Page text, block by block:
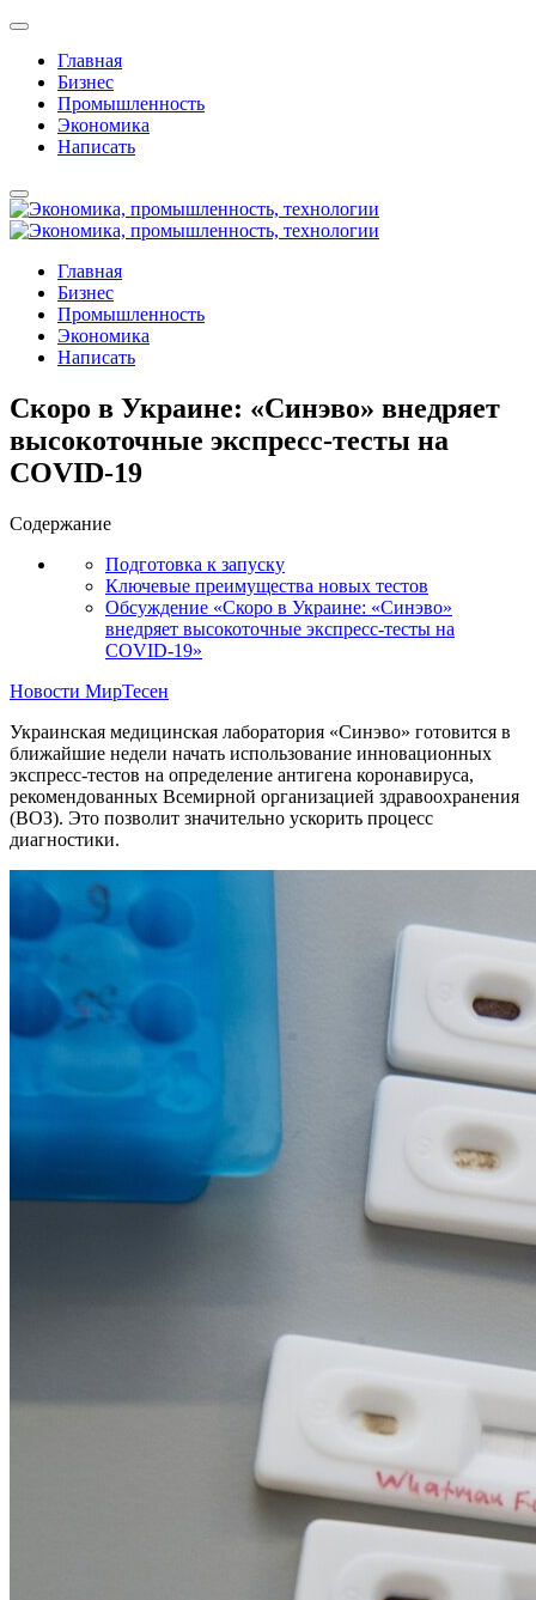
Главная
Бизнес
Промышленность
Экономика
Написать
Главная
Бизнес
Промышленность
Экономика
Написать
Скоро в Украине: «Синэво» внедряет
высокоточные экспресс-тесты на
COVID-19
Содержание
Подготовка к запуску
Ключевые преимущества новых тестов
Обсуждение «Скоро в Украине: «Синэво»
внедряет высокоточные экспресс-тесты на
COVID-19»
Новости МирТесен
Украинская медицинская лаборатория «Синэво» готовится в
ближайшие недели начать использование инновационных
экспресс-тестов на определение антигена коронавируса,
рекомендованных Всемирной организацией здравоохранения
(ВОЗ). Это позволит значительно ускорить процесс
диагностики.